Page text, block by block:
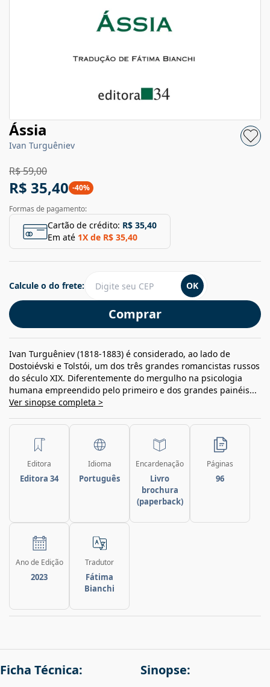
Ássia
Ivan Turguêniev
R$ 59,00
R$ 35,40 -40%
Formas de pagamento:
Cartão de crédito: R$ 35,40
Em até 1X de R$ 35,40
Comprar
Calcule o do frete: OK
Ivan Turguêniev (1818-1883) é considerado, ao lado de
Dostoiévski e Tolstói, um dos três grandes romancistas russos
do século XIX. Diferentemente do mergulho na psicologia
humana empreendido pelo primeiro e dos grandes painéis...
Ver sinopse completa >
Editora
Editora 34
Idioma
Português
Encardenação
Livro
brochura
(paperback)
Páginas
96
Ano de Edição
2023
Tradutor
Fátima
Bianchi
Ficha Técnica: Sinopse: